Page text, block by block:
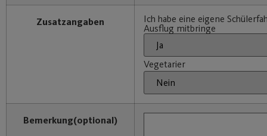
Zusatzangaben
Ich habe eine eigene
Ausflug mitbringe
Vegetarier
Bemerkung(optional)